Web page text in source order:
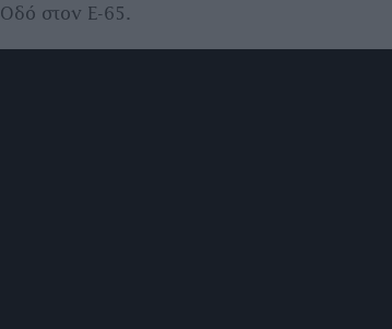
στον Ε-65.